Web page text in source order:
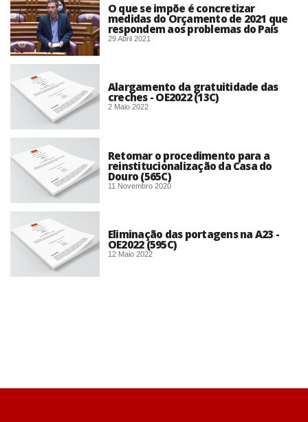
O que se impõe é concretizar
medidas do Orçamento de 2021 que
respondem aos problemas do País
29 Abril 2021
Alargamento da gratuitidade das
creches - OE2022 (13C)
2 Maio 2022
Retomar o procedimento para a
reinstitucionalização da Casa do
Douro (565C)
11 Novembro 2020
Eliminação das portagens na A23 -
OE2022 (595C)
12 Maio 2022